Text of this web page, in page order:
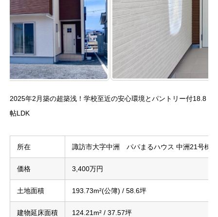
2025年2月築の超築浅！学校至近の安心環境とパントリー付18.8
帖LDK
所在 諏訪市大字中洲 パパまるハウス 中洲21号棟
価格 3,400万円
土地面積 193.73m²(公簿) / 58.6坪
建物延床面積 124.21m² / 37.57坪